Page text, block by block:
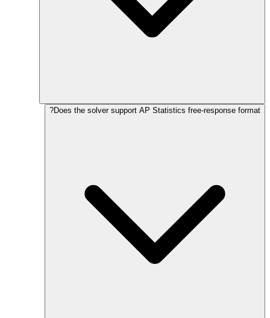
Does the solver support AP Statistics free-response format?